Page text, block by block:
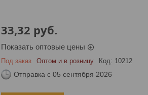
33,32 руб.
Показать оптовые цены
Под заказ Оптом и в розницу Код: 10212
Отправка с 05 сентября 2026